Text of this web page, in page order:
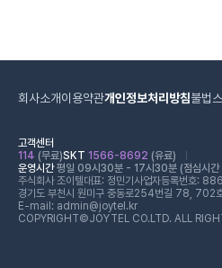
회사소개이용약관개인정보처리방침불법
고객센터
114 (무료)SKT 1566-8692 (유료)
운영시간평일 09시30분 - 17시30분 (점심시간
주식회사 조이텔대표: 정민기 사업자등록번호:
경기도 부천시 원미구 중동로254번길 78, 702
E-mail: admin@joytel.kr
COPYRIGHT©JOYTEL CO.LTD. ALL